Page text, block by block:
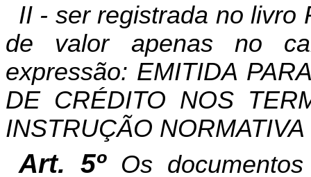
II - ser registrada no livro
de valor apenas no
expressão: EMITIDA
DE CRÉDITO NOS
INSTRUÇÃO NORMATIVA
Art. 5º Os